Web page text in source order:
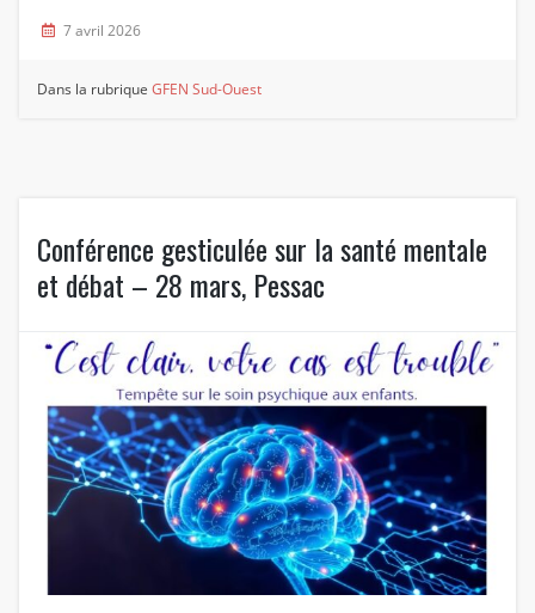
7 avril 2026
Dans la rubriqueGFEN Sud-Ouest
Conférence gesticulée sur la santé mentale
et débat – 28 mars, Pessac